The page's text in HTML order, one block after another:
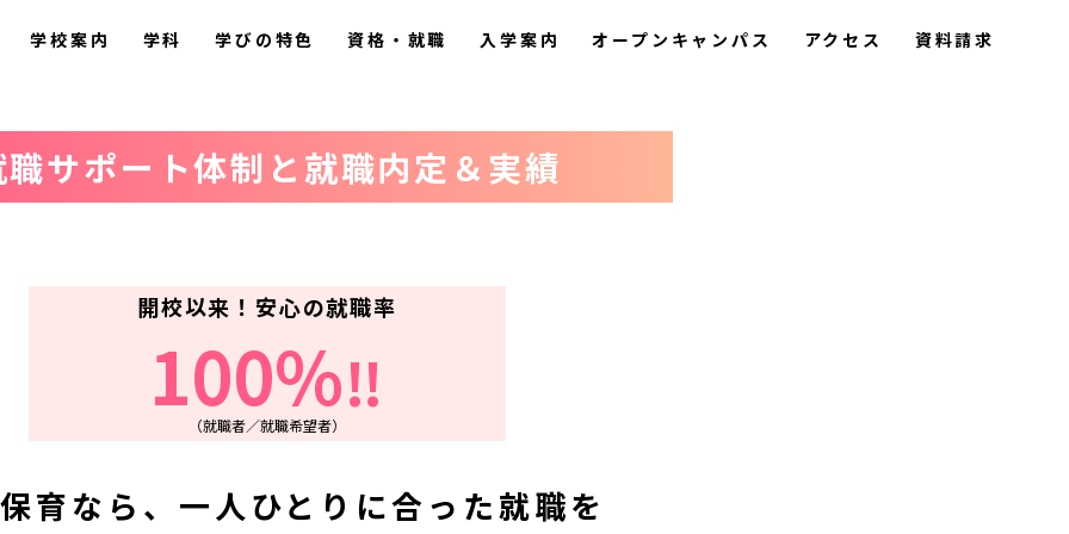
学校案内 学科 学びの特色 資格・就職 入学案内 オープンキャンパス アクセス 資料請求
サポート体制と就職内定＆実績
開校以来！安心の就職率
100%!!
（就職者／就職希望者）
育なら、一人ひとりに合った就職を